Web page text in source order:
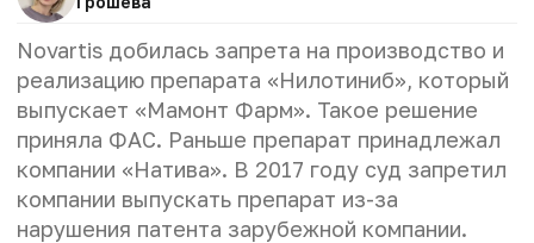
Novartis добилась запрета на производство и
реализацию препарата «Нилотиниб», который
выпускает «Мамонт Фарм». Такое решение
приняла ФАС. Раньше препарат принадлежал
компании «Натива». В 2017 году суд запретил
компании выпускать препарат из-за
нарушения патента зарубежной компании.